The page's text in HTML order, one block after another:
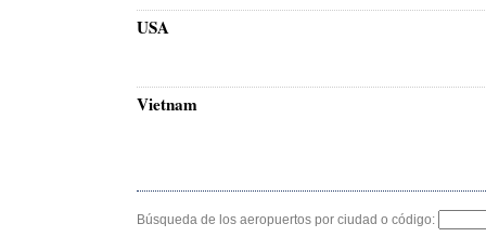
USA
Vietnam
Búsqueda de los aeropuertos por ciudad o código: